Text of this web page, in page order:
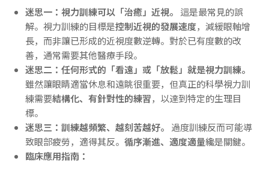
迷思一：視力訓練可以「治癒」近視。
這是最常見的誤
解。視力訓練的目標是控制近視的發展速度，減緩眼軸增
長，而非讓已形成的近視度數逆轉。對於已有度數的改
善，通常需要其他醫療手段。
迷思二：任何形式的「看遠」或「放鬆」就是視力訓練。
雖然讓眼睛適當休息和遠眺很重要，但真正的科學視力訓
練需要結構化、有針對性的練習，以達到特定的生理目
標。
迷思三：訓練越頻繁、越刻苦越好。
過度訓練反而可能導
致眼部疲勞，適得其反。循序漸進、適度適量纔是關鍵。
臨床應用指南：